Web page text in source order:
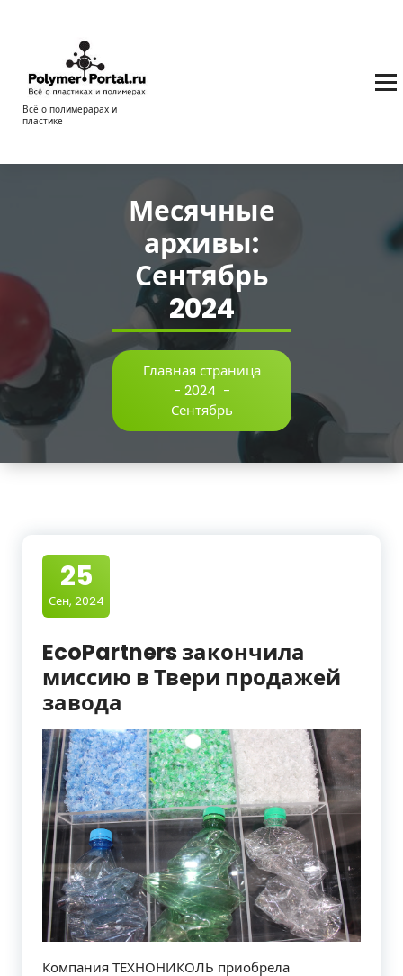
содержимому
Всё о полимерарах и
пластике
Месячные
архивы:
Сентябрь
2024
Главная страница
- 2024 -
Сентябрь
25
Сен, 2024
EcoPartners закончила
миссию в Твери продажей
завода
Компания ТЕХНОНИКОЛЬ приобрела